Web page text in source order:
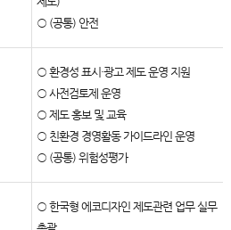
○ (공통) 안전
○ 환경성 표시·광고 제도 운영 지원
○ 사전검토제 운영
○ 제도 홍보 및 교육
○ 친환경 경영활동 가이드라인 운영
○ (공통) 위험성평가
○ 한국형 에코디자인 제도관련 업무 실무